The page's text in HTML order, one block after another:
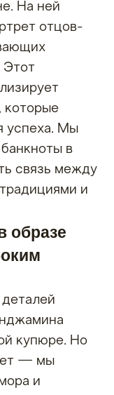
На ней
отцов-
Этот
которые
успеха. Мы
в
связь между
и
образе
купюре. Но
— мы
и